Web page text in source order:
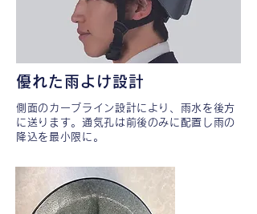
優れた雨よけ設計
側面のカーブライン設計により、雨水を後方
に送ります。 ​通気孔は前後のみに配置し雨の
降込を最小限に。